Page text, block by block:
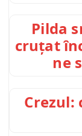
Pilda
cruțat
ne
Crezul: